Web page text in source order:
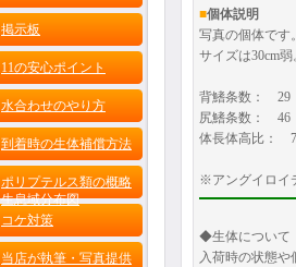
掲示板
11の安心ポイント
水合わせのやり方
到着時の生体補償方法
ポリプテルス類の概略
生息域分布図
コケ対策
当店が執筆・写真提供
■個体説明
写真の個体です。
サイズは30cm弱
背鰭条数： 29
尻鰭条数： 46
体長体高比：
※アングイロイ
◆生体について
入荷時の状態